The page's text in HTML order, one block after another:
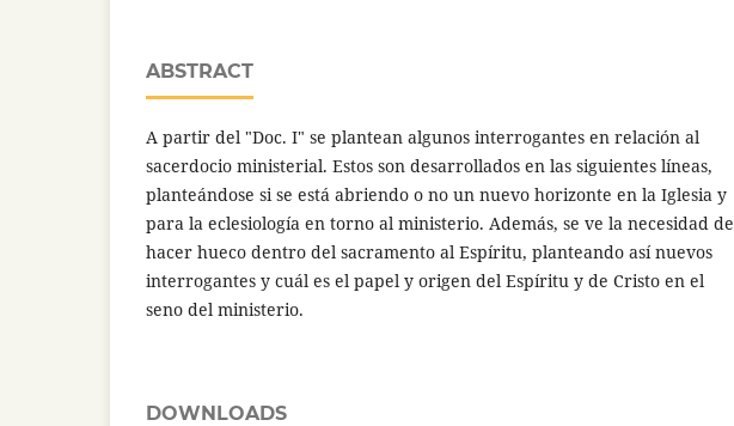
ABSTRACT
A partir del "Doc. I" se plantean algunos interrogantes en relación al
sacerdocio ministerial. Estos son desarrollados en las siguientes líneas,
planteándose si se está abriendo o no un nuevo horizonte en la Iglesia y
para la eclesiología en torno al ministerio. Además, se ve la necesidad de
hacer hueco dentro del sacramento al Espíritu, planteando así nuevos
interrogantes y cuál es el papel y origen del Espíritu y de Cristo en el
seno del ministerio.
DOWNLOADS